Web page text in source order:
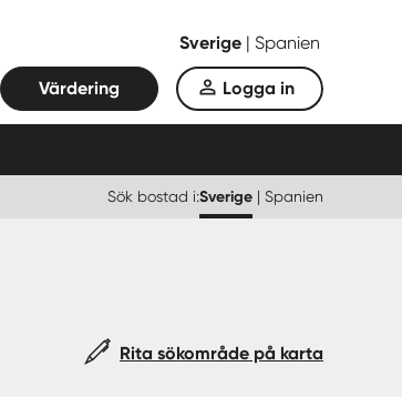
Sverige | Spanien
Värdering Logga in
Sök bostad i:Sverige | Spanien
Rita sökområde på karta